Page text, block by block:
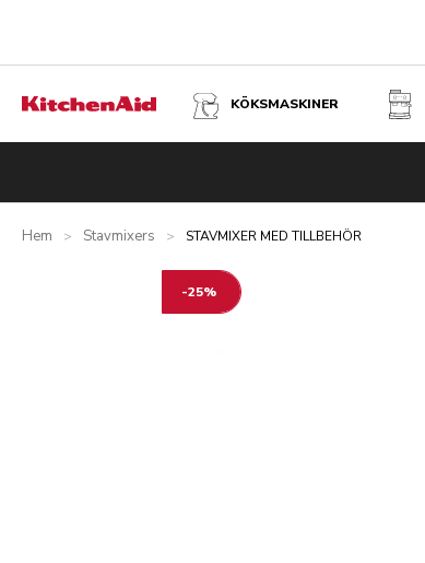
KÖKSMASKINER
Hem > Stavmixers > STAVMIXER MED TILLBEHÖR
-25%